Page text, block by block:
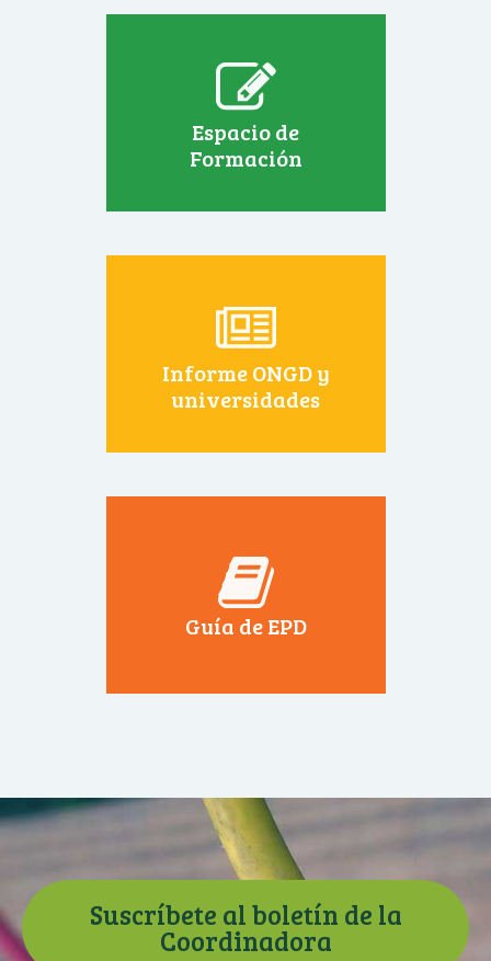
Espacio de
Formación
Informe ONGD y
universidades
Guía de EPD
Suscríbete al boletín de la
Coordinadora